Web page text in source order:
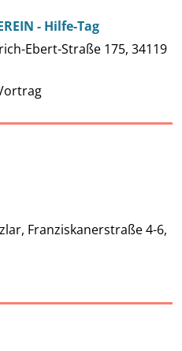
- Hilfe-Tag
Ebert-Straße 175, 34119
Franziskanerstraße 4-6,